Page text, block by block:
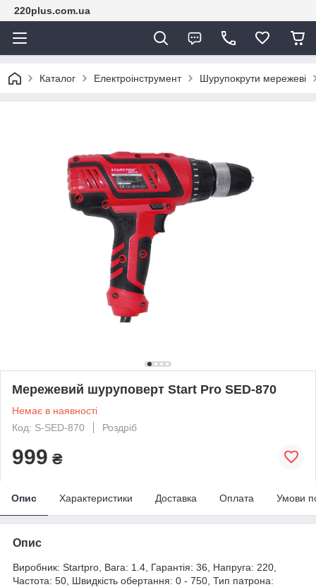
220plus.com.ua
Каталог Електроінструмент Шурупокрути мережеві
Мережевий шуруповерт Start Pro SED-870
Немає в наявності
Код: S-SED-870
Роздріб
999 ₴
Опис Характеристики Доставка Оплата Умови
Опис
Виробник: Startpro, Вага: 1.4, Гарантія: 36, Напруга: 220,
Частота: 50, Швидкість обертання: 0 - 750, Тип патрона: